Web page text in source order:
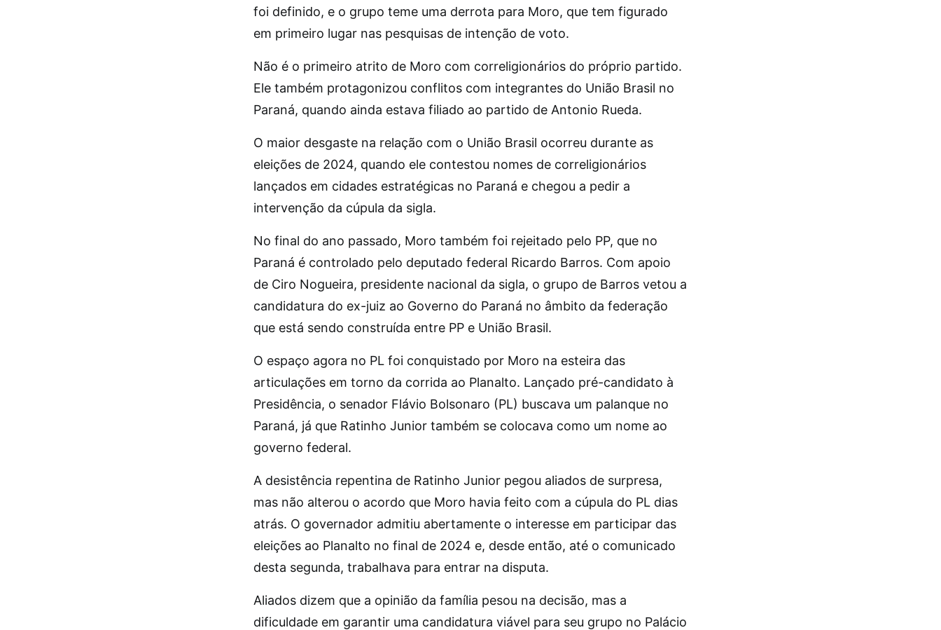
foi definido, e o grupo teme uma derrota para Moro, que tem figurado
em primeiro lugar nas pesquisas de intenção de voto.
Não é o primeiro atrito de Moro com correligionários do próprio partido.
Ele também protagonizou conflitos com integrantes do União Brasil no
Paraná, quando ainda estava filiado ao partido de Antonio Rueda.
O maior desgaste na relação com o União Brasil ocorreu durante as
eleições de 2024, quando ele contestou nomes de correligionários
lançados em cidades estratégicas no Paraná e chegou a pedir a
intervenção da cúpula da sigla.
No final do ano passado, Moro também foi rejeitado pelo PP, que no
Paraná é controlado pelo deputado federal Ricardo Barros. Com apoio
de Ciro Nogueira, presidente nacional da sigla, o grupo de Barros vetou a
candidatura do ex-juiz ao Governo do Paraná no âmbito da federação
que está sendo construída entre PP e União Brasil.
O espaço agora no PL foi conquistado por Moro na esteira das
articulações em torno da corrida ao Planalto. Lançado pré-candidato à
Presidência, o senador Flávio Bolsonaro (PL) buscava um palanque no
Paraná, já que Ratinho Junior também se colocava como um nome ao
governo federal.
A desistência repentina de Ratinho Junior pegou aliados de surpresa,
mas não alterou o acordo que Moro havia feito com a cúpula do PL dias
atrás. O governador admitiu abertamente o interesse em participar das
eleições ao Planalto no final de 2024 e, desde então, até o comunicado
desta segunda, trabalhava para entrar na disputa.
Aliados dizem que a opinião da família pesou na decisão, mas a
dificuldade em garantir uma candidatura viável para seu grupo no Palácio